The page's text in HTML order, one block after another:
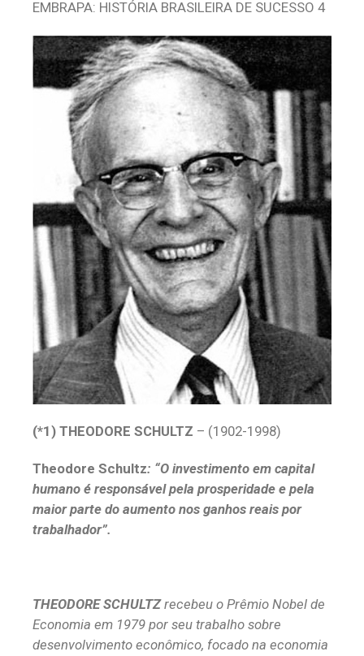
EMBRAPA: HISTÓRIA BRASILEIRA DE SUCESSO 4
(*1) THEODORE SCHULTZ – (1902-1998)
Theodore Schultz: “O investimento em capital
humano é responsável pela prosperidade e pela
maior parte do aumento nos ganhos reais por
trabalhador”.
THEODORE SCHULTZrecebeu o Prêmio Nobel de
Economia em 1979 por seu trabalho sobre
desenvolvimento econômico, focado na economia